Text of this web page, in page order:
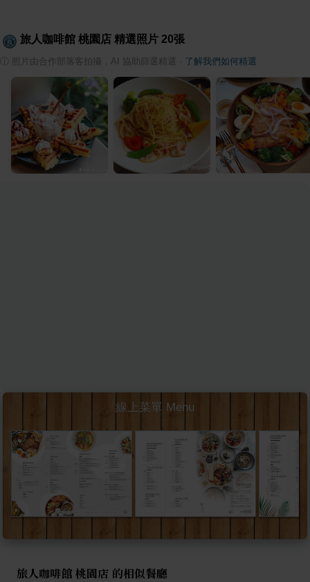
旅人咖啡館 桃園店 精選照片 20張
照片由合作部落客拍攝，AI 協助篩選精選 了解我們如何精選
線上菜單 Menu
旅人咖啡館 桃園店 的相似餐廳